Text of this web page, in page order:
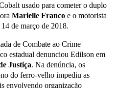
usado para cometer o duplo
Marielle Franco e o motorista
de março de 2018.
de Combate ao Crime
estadual denunciou Edilson em
Justiça. Na denúncia, os
do ferro-velho impediu as
envolvendo organização